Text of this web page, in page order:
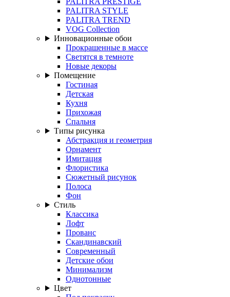
PALITRA STYLE
PALITRA TREND
VOG Collection
Инновационные обои
Прокрашенные в массе
Светятся в темноте
Новые декоры
Помещение
Гостиная
Детская
Кухня
Прихожая
Спальня
Типы рисунка
Абстракция и геометрия
Орнамент
Имитация
Флористика
Сюжетный рисунок
Полоса
Фон
Стиль
Классика
Лофт
Прованс
Скандинавский
Современный
Детские обои
Минимализм
Однотонные
Цвет